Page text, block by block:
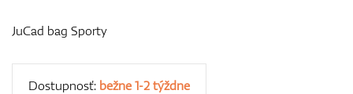
Darčekové poukážky
JuCad bag Sporty
Dostupnosť: bežne 1-2 týždne